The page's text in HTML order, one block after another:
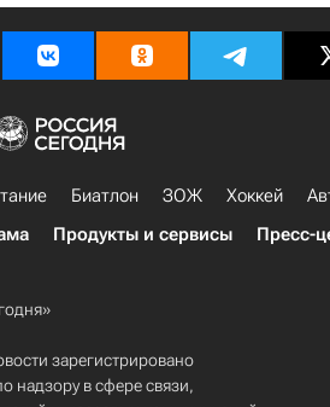
Биатлон ЗОЖ Хоккей
Продукты и сервисы Пресс-
зарегистрировано
надзору в сфере связи,